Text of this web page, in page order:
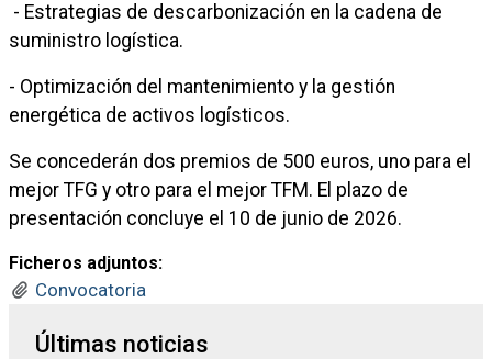
- Estrategias de descarbonización en la cadena de
suministro logística.
- Optimización del mantenimiento y la gestión
energética de activos logísticos.
Se concederán dos premios de 500 euros, uno para el
mejor TFG y otro para el mejor TFM. El plazo de
presentación concluye el 10 de junio de 2026.
Ficheros adjuntos:
Convocatoria
Últimas noticias